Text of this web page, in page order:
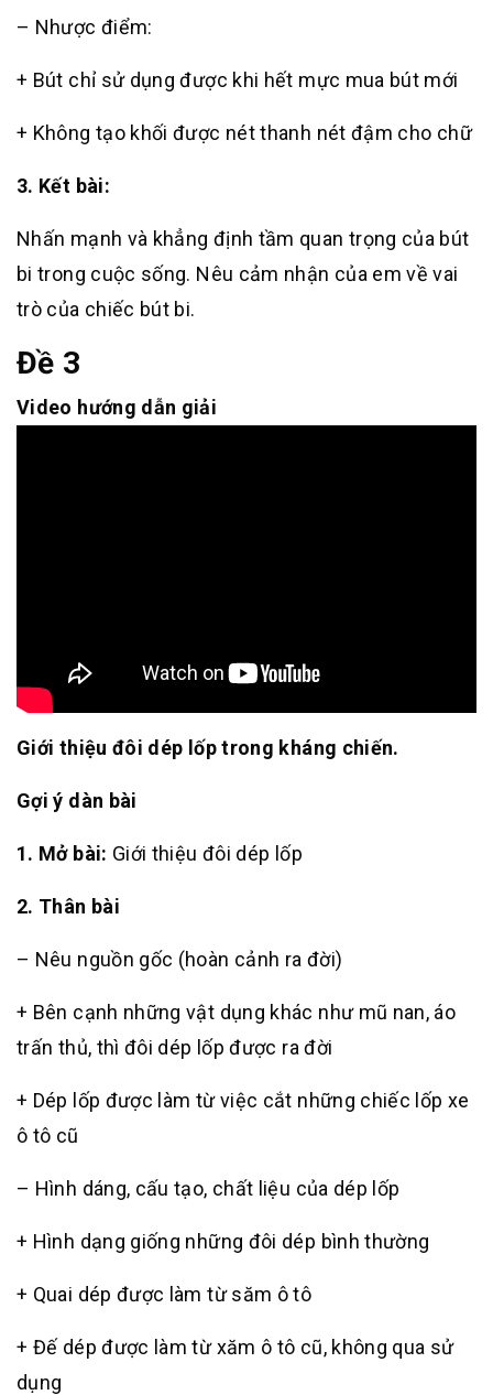
– Nhược điểm:
+ Bút chỉ sử dụng được khi hết mực mua bút mới
+ Không tạo khối được nét thanh nét đậm cho chữ
3. Kết bài:
Nhấn mạnh và khẳng định tầm quan trọng của bút
bi trong cuộc sống. Nêu cảm nhận của em về vai
trò của chiếc bút bi.
Đề 3
Video hướng dẫn giải
Giới thiệu đôi dép lốp trong kháng chiến.
Gợi ý dàn bài
1. Mở bài: Giới thiệu đôi dép lốp
2. Thân bài
– Nêu nguồn gốc (hoàn cảnh ra đời)
+ Bên cạnh những vật dụng khác như mũ nan, áo
trấn thủ, thì đôi dép lốp được ra đời
+ Dép lốp được làm từ việc cắt những chiếc lốp xe
ô tô cũ
– Hình dáng, cấu tạo, chất liệu của dép lốp
+ Hình dạng giống những đôi dép bình thường
+ Quai dép được làm từ săm ô tô
+ Đế dép được làm từ xăm ô tô cũ, không qua sử
dụng